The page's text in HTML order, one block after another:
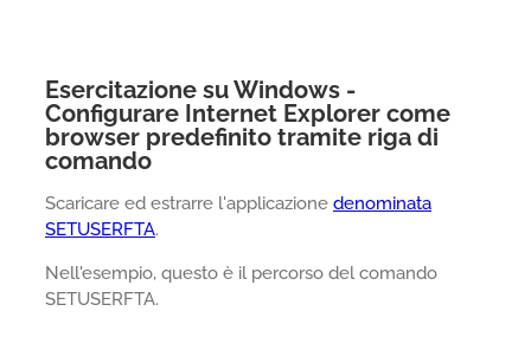
Esercitazione su Windows -
Configurare Internet Explorer come
browser predefinito tramite riga di
comando
Scaricare ed estrarre l'applicazione denominata
SETUSERFTA.
Nell'esempio, questo è il percorso del comando
SETUSERFTA.